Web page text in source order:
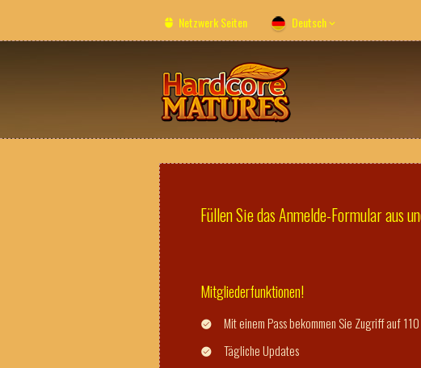
Netzwerk Seiten Deutsch
Füllen Sie das Anmelde-Formular aus
Mitgliederfunktionen!
Mit einem Pass bekommen Sie Zugriff auf
Tägliche Updates